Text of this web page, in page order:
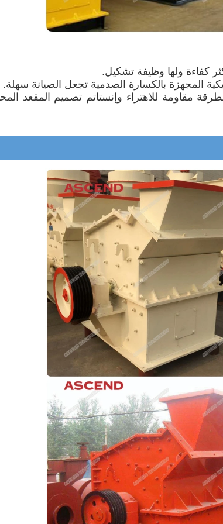
كفاءة ولها وظيفة تشكيل.
المجهزة بالكسارة الصدمية تجعل الصيانة سهلة.
مقاومة للاهتراء وإنستاتم تصميم المقعد